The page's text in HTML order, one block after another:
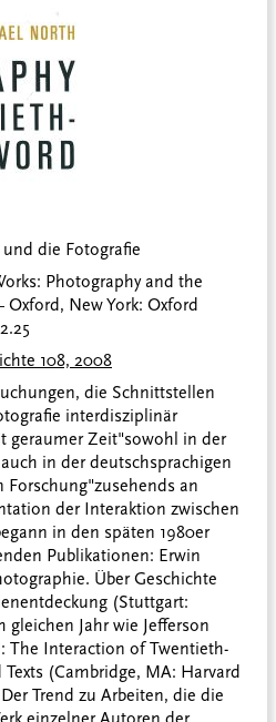
die Fotografie
Photography and the
New York: Oxford
108, 2008
die Schnittstellen
interdisziplinär
geraumer Zeit"sowohl in der
in der deutschsprachigen
Forschung"zusehends an
der Interaktion zwischen
in den späten 1980er
Publikationen: Erwin
Über Geschichte
(Stuttgart:
gleichen Jahr wie Jefferson
The Interaction of Twentieth-
(Cambridge, MA: Harvard
Der Trend zu Arbeiten, die die